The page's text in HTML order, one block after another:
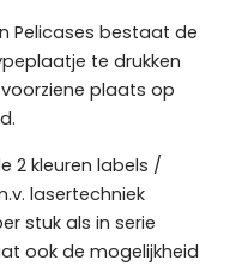
Pelicases bestaat de
te drukken
plaats op
2 kleuren labels /
lasertechniek
stuk als in serie
ook de mogelijkheid